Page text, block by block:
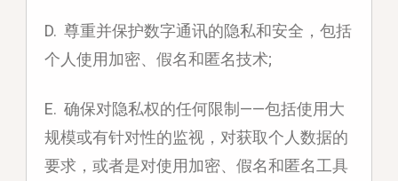
D. 尊重并保护数字通讯的隐私和安全，包括
个人使用加密、假名和匿名技术;
E. 确保对隐私权的任何限制——包括使用大
规模或有针对性的监视，对获取个人数据的
要求，或者是对使用加密、假名和匿名工具